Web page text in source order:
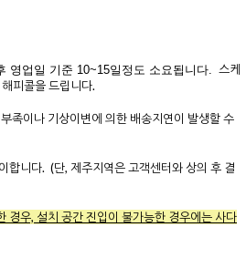
영업일 기준 10~15일정도 소요됩니다. 스케
피콜을 드립니다.
족이나 기상이변에 의한 배송지연이 발생할 수
합니다. (단, 제주지역은 고객센터와 상의 후 결
경우, 설치 공간 진입이 불가능한 경우에는 사다